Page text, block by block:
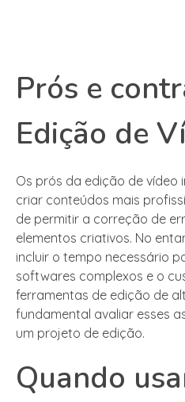
Prós e
Edição de
Os prós da edição de vídeo
criar conteúdos mais
de permitir a correção de
elementos criativos. No
incluir o tempo necessário
softwares complexos e o
ferramentas de edição de
fundamental avaliar esses
um projeto de edição.
Quando